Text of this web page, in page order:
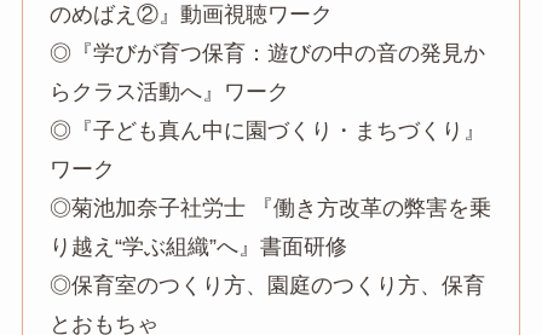
のめばえ②』動画視聴ワーク
◎『学びが育つ保育：遊びの中の音の発見か
らクラス活動へ』ワーク
◎『子ども真ん中に園づくり・まちづくり』
ワーク
◎菊池加奈子社労士 『働き方改革の弊害を乗
り越え“学ぶ組織”へ』書面研修
◎保育室のつくり方、園庭のつくり方、保育
とおもちゃ